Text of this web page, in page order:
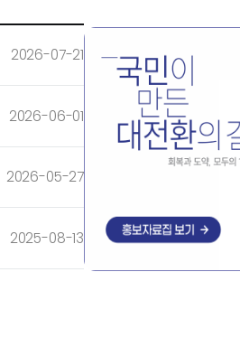
2026-07-21
2026-06-01
2026-05-27
2025-08-13